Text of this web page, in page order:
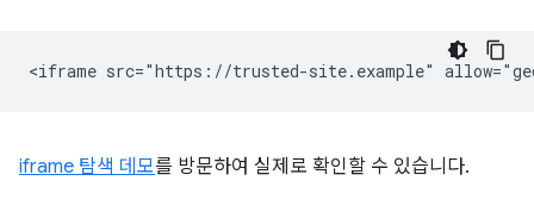
iframe 탐색 데모를 방문하여 실제로 확인할 수 있습니다.